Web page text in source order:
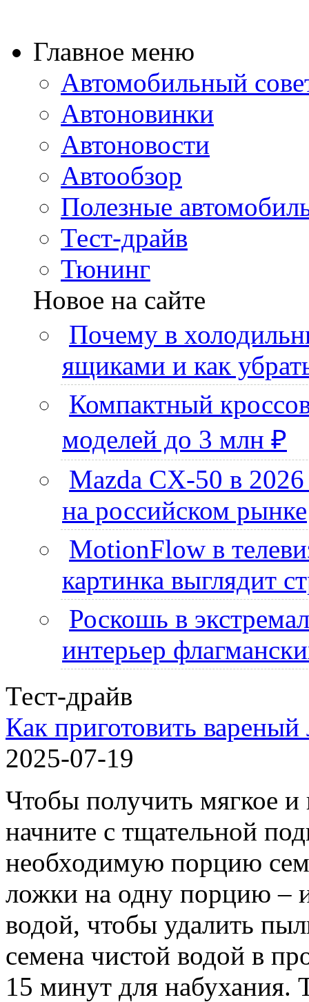
Главное меню
Автомобильный
Автоновинки
Автоновости
Автообзор
Полезные
Тест-драйв
Тюнинг
Новое на сайте
Почему в
ящиками и как
Компактный
моделей до 3 млн ₽
Mazda CX-50 в
на российском рынке
MotionFlow в
картинка выглядит
Роскошь в
интерьер
Тест-драйв
Как приготовить
2025-07-19
Чтобы получить мягкое и
начните с тщательной
необходимую порцию
ложки на одну порцию –
водой, чтобы удалить
семена чистой водой в
15 минут для набухания.